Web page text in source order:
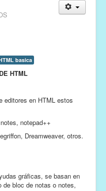
basica
HTML
editores en HTML estos
notepad++
Dreamweaver, otros.
gráficas, se basan en
bloc de notas o notes,